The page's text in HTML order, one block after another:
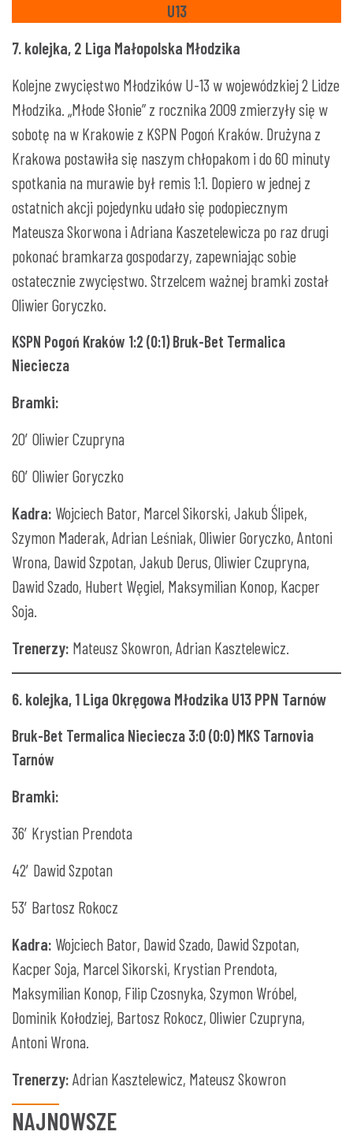
U13
7. kolejka, 2 Liga Małopolska Młodzika
Kolejne zwycięstwo Młodzików U-13 w wojewódzkiej 2 Lidze
Młodzika. „Młode Słonie” z rocznika 2009 zmierzyły się w
sobotę na w Krakowie z KSPN Pogoń Kraków. Drużyna z
Krakowa postawiła się naszym chłopakom i do 60 minuty
spotkania na murawie był remis 1:1. Dopiero w jednej z
ostatnich akcji pojedynku udało się podopiecznym
Mateusza Skorwona i Adriana Kaszetelewicza po raz drugi
pokonać bramkarza gospodarzy, zapewniając sobie
ostatecznie zwycięstwo. Strzelcem ważnej bramki został
Oliwier Goryczko.
KSPN Pogoń Kraków 1:2 (0:1) Bruk-Bet Termalica
Nieciecza
Bramki:
20′ Oliwier Czupryna
60′ Oliwier Goryczko
Kadra: Wojciech Bator, Marcel Sikorski, Jakub Ślipek,
Szymon Maderak, Adrian Leśniak, Oliwier Goryczko, Antoni
Wrona, Dawid Szpotan, Jakub Derus, Oliwier Czupryna,
Dawid Szado, Hubert Węgiel, Maksymilian Konop, Kacper
Soja.
Trenerzy: Mateusz Skowron, Adrian Kasztelewicz.
6. kolejka, 1 Liga Okręgowa Młodzika U13 PPN Tarnów
Bruk-Bet Termalica Nieciecza 3:0 (0:0) MKS Tarnovia
Tarnów
Bramki:
36′ Krystian Prendota
42′ Dawid Szpotan
53′ Bartosz Rokocz
Kadra: Wojciech Bator, Dawid Szado, Dawid Szpotan,
Kacper Soja, Marcel Sikorski, Krystian Prendota,
Maksymilian Konop, Filip Czosnyka, Szymon Wróbel,
Dominik Kołodziej, Bartosz Rokocz, Oliwier Czupryna,
Antoni Wrona.
Trenerzy: Adrian Kasztelewicz, Mateusz Skowron
NAJNOWSZE